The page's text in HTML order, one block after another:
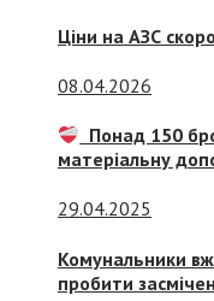
Ціни на АЗС
08.04.2026
Понад 150
матеріальну
29.04.2025
Комунальники
пробити